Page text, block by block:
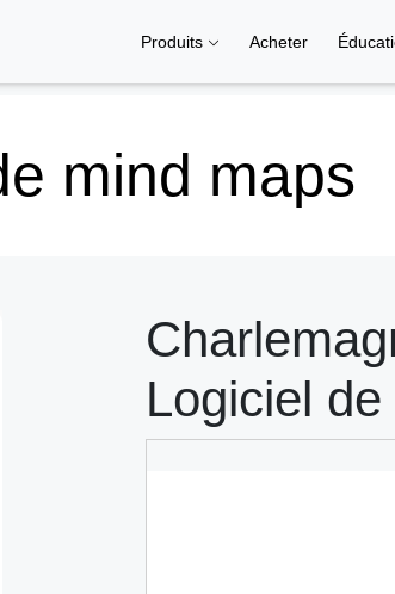
Produits Acheter
mind maps
Logiciel